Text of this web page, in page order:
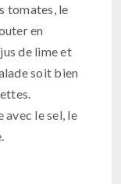
tomates, le
en
de lime et
soit bien
avec le sel, le